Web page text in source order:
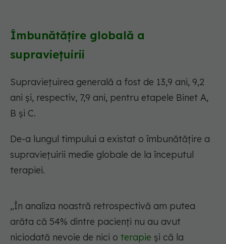
Îmbunătățire globală a
supraviețuirii
Supraviețuirea generală a fost de 13,9 ani, 9,2
ani și, respectiv, 7,9 ani, pentru etapele Binet A,
B și C.
De-a lungul timpului a existat o îmbunătățire a
supraviețuirii medie globale de la începutul
terapiei.
„În analiza noastră retrospectivă am putea
arăta că 54% dintre pacienți nu au avut
niciodată nevoie de nici o terapie și că la